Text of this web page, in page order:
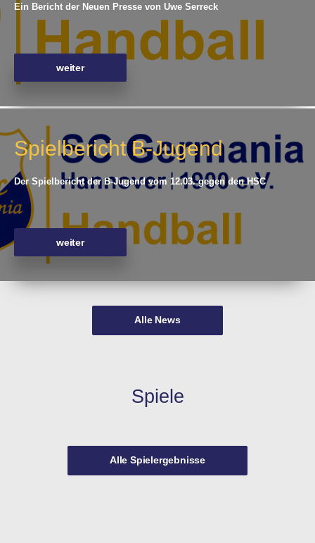
Ein Bericht der Neuen Presse von Uwe Serreck
weiter
Spielbericht B-Jugend
Der Spielbericht der B-Jugend vom 12.03. gegen den HSC
weiter
Alle News
Spiele
Alle Spielergebnisse